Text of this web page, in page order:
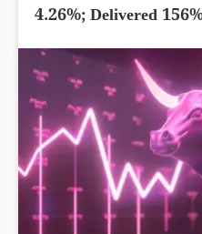
4.26%; Delivered